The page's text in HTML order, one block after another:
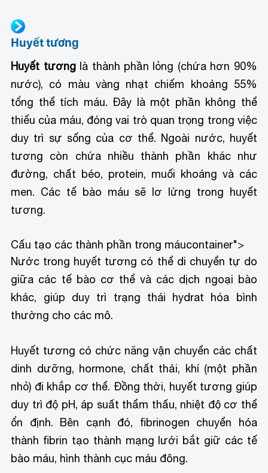
Huyết tương
Huyết tươnglà thành phần lỏng (chứa hơn 90%
nước), có màu vàng nhạt chiếm khoảng 55%
tổng thể tích máu. Đây là một phần không thể
thiếu của máu, đóng vai trò quan trọng trong việc
duy trì sự sống của cơ thể. Ngoài nước, huyết
tương còn chứa nhiều thành phần khác như
đường, chất béo, protein, muối khoáng và các
men. Các tế bào máu sẽ lơ lửng trong huyết
tương.
Cấu tạo các thành phần trong máucontainer">
Nước trong huyết tương có thể di chuyển tự do
giữa các tế bào cơ thể và các dịch ngoại bào
khác, giúp duy trì trạng thái hydrat hóa bình
thường cho các mô.
Huyết tương có chức năng vận chuyển các chất
dinh dưỡng, hormone, chất thải, khí (một phần
nhỏ) đi khắp cơ thể. Đồng thời, huyết tương giúp
duy trì độ pH, áp suất thẩm thấu, nhiệt độ cơ thể
ổn định. Bên cạnh đó, fibrinogen chuyển hóa
thành fibrin tạo thành mạng lưới bắt giữ các tế
bào máu, hình thành cục máu đông.